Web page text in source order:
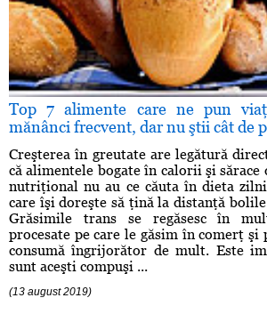
Top 7 alimente care ne pun
mănânci frecvent, dar nu ştii cât de
Creşterea în greutate are legătură
că alimentele bogate în calorii şi sărace
nutriţional nu au ce căuta în dieta
care îşi doreşte să ţină la distanţă
Grăsimile trans se regăsesc în
procesate pe care le găsim în comerţ şi
consumă îngrijorător de mult. Este
sunt aceşti compuşi ...
(13 august 2019)